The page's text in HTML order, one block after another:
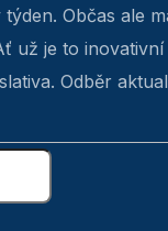
Občas ale
už je to
Odběr